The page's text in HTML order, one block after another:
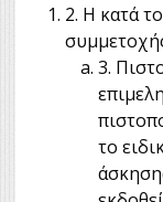
2. Η κατά
3.
το